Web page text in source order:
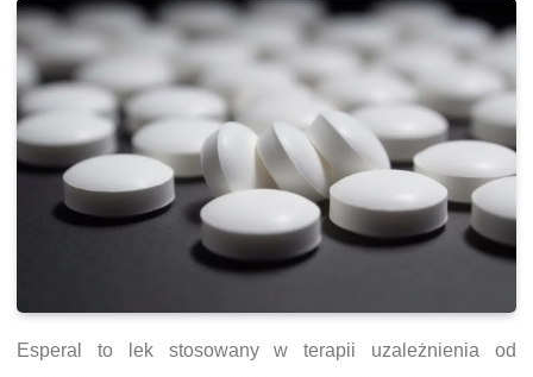
Esperal to lek stosowany w terapii uzależnienia od